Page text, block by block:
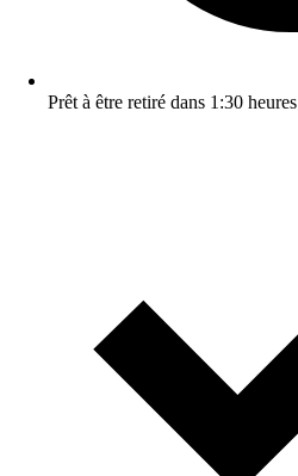
Prêt à être retiré dans 1:30 heures